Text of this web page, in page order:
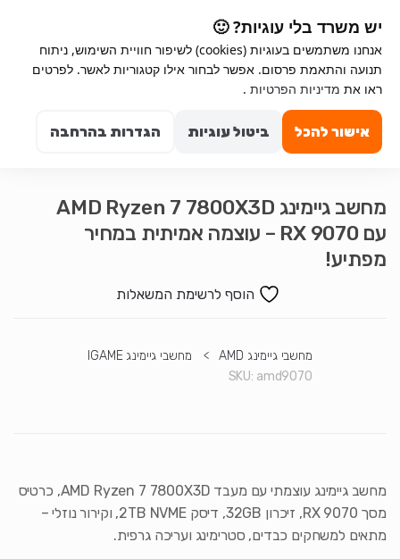
יש משרד בלי עוגיות? 🙂
אנחנו משתמשים בעוגיות (cookies) לשיפור חוויית השימוש, ניתוח
תנועה והתאמת פרסום. אפשר לבחור אילו קטגוריות לאשר. לפרטים
ראו את מדיניות הפרטיות .
אישור להכל ביטול עוגיות הגדרות בהרחבה
מחשב גיימינג AMD Ryzen 7 7800X3D
עם RX 9070 – עוצמה אמיתית במחיר
מפתיע!
הוסף לרשימת המשאלות
מחשבי גיימינג AMD >
מחשבי גיימינג IGAME
SKU: amd9070
מחשב גיימינג עוצמתי עם מעבד AMD Ryzen 7 7800X3D, כרטיס
מסך RX 9070, זיכרון 32GB, דיסק 2TB NVME, וקירור נוזלי –
מתאים למשחקים כבדים, סטרימינג ועריכה גרפית.